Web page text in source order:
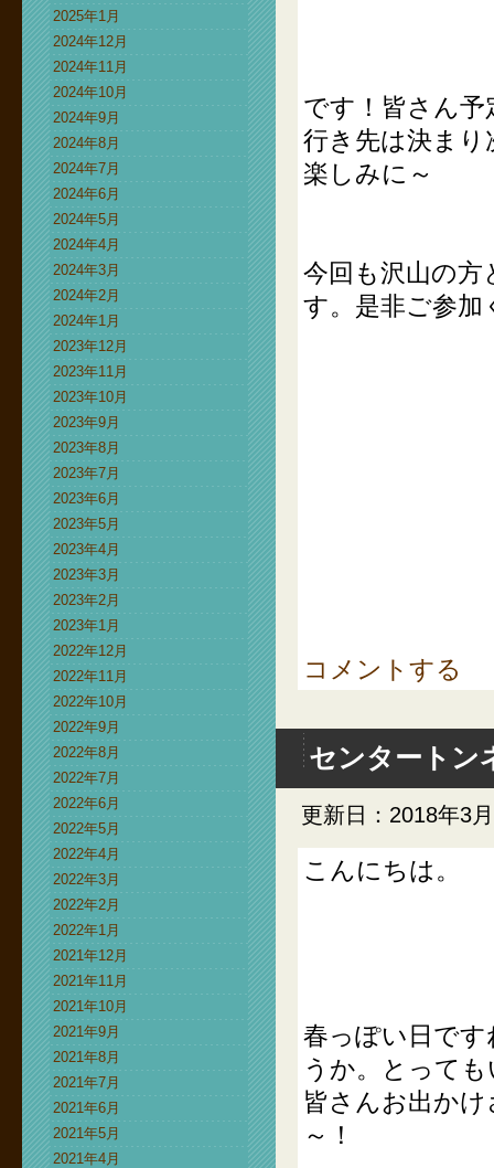
2025年1月
2024年12月
2024年11月
2024年10月
2024年9月
2024年8月
2024年7月
2024年6月
2024年5月
2024年4月
2024年3月
2024年2月
2024年1月
2023年12月
2023年11月
2023年10月
2023年9月
2023年8月
2023年7月
2023年6月
2023年5月
2023年4月
2023年3月
2023年2月
2023年1月
2022年12月
2022年11月
2022年10月
2022年9月
2022年8月
2022年7月
2022年6月
2022年5月
2022年4月
2022年3月
2022年2月
2022年1月
2021年12月
2021年11月
2021年10月
2021年9月
2021年8月
2021年7月
2021年6月
2021年5月
2021年4月
です！皆さん
行き先は決ま
楽しみに～
今回も沢山の
す。是非ご参加
コメントする
センタートン
更新日：2018年3
こんにちは。
春っぽい日で
うか。とって
皆さんお出か
～！